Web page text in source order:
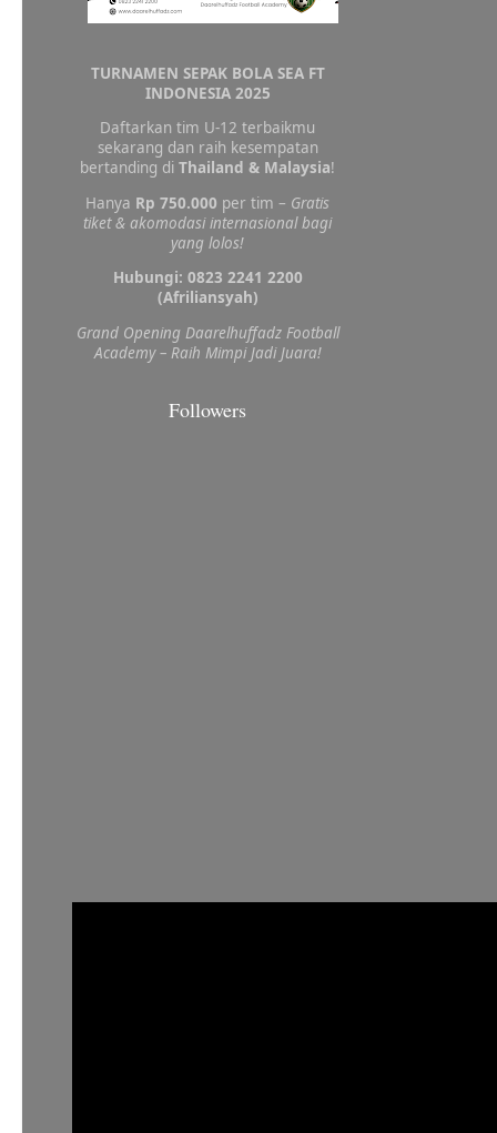
TURNAMEN SEPAK BOLA SEA FT
INDONESIA 2025
Daftarkan tim U-12 terbaikmu
sekarang dan raih kesempatan
bertanding diThailand & Malaysia!
Hanya Rp 750.000 per tim – Gratis
tiket & akomodasi internasional bagi
yang lolos!
Hubungi: 0823 2241 2200
(Afriliansyah)
Grand Opening Daarelhuffadz Football
Academy – Raih Mimpi Jadi Juara!
Followers